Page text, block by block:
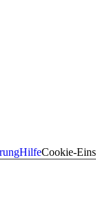
HilfeCookie-